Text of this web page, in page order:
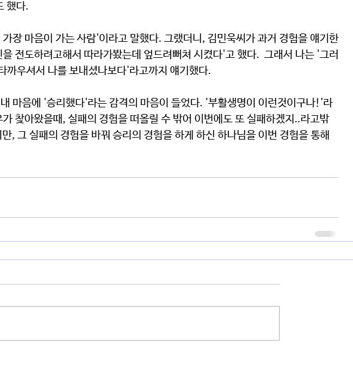
했다.
장 마음이 가는 사람'이라고 말했다. 그랬더니, 김민욱씨가 과거 경험을 얘기한
전도하려고해서 따라가봤는데 엎드려뻐쳐 시켰다'고 했다.  그래서 나는 '그러
까우셔서 나를 보내셨나보다'라고까지 얘기했다.
마음에 '승리했다'라는 감격의 마음이 들었다. '부활생명이 이런것이구나!'라
찾아왔을때, 실패의 경험을 떠올릴 수 밖어 이번에도 또 실패하겠지..라고밖
, 그 실패의 경험을 바꿔 승리의 경험을 하게 하신 하나님을 이번 경험을 통해